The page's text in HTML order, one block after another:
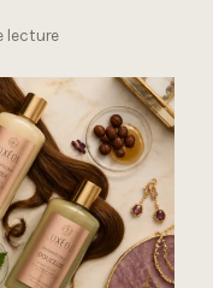
lecture